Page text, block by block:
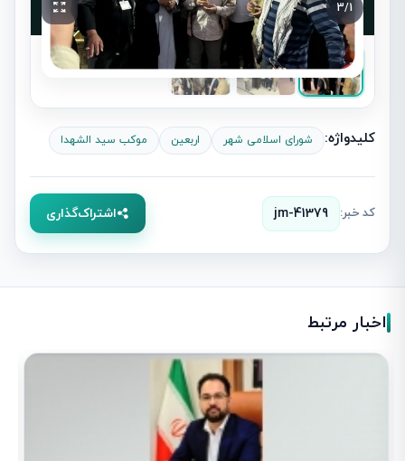
1
/
3
کلیدواژه: شورای اسلامی شهر اربعین موکب سید الشهدا
کد خبر: jm-41379 اشتراک‌گذاری
اخبار مرتبط